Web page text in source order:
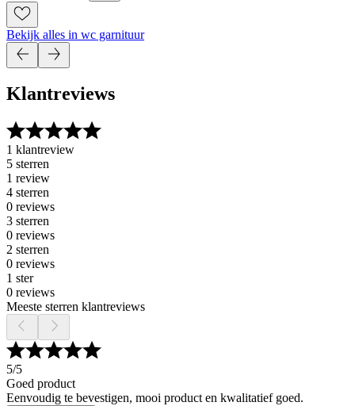
Bekijk alles in wc garnituur
Klantreviews
1 klantreview
5 sterren
1 review
4 sterren
0 reviews
3 sterren
0 reviews
2 sterren
0 reviews
1 ster
0 reviews
Meeste sterren klantreviews
5/5
Goed product
Eenvoudig te bevestigen, mooi product en kwalitatief goed.